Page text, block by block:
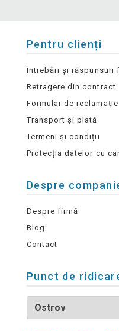
Pentru clienți
Întrebări și răspunsuri
Retragere din contract
Formular de reclamație
Transport și plată
Termeni și condiții
Protecția datelor cu
Despre
Despre firmă
Blog
Contact
Punct de